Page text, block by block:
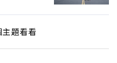
主題看看